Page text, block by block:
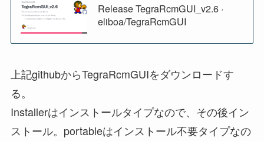
Release TegraRcmGUI_v2.6 ·
eliboa/TegraRcmGUI
上記githubからTegraRcmGUIをダウンロードす
る。
Installerはインストールタイプなので、その後イン
ストール。portableはインストール不要タイプなの